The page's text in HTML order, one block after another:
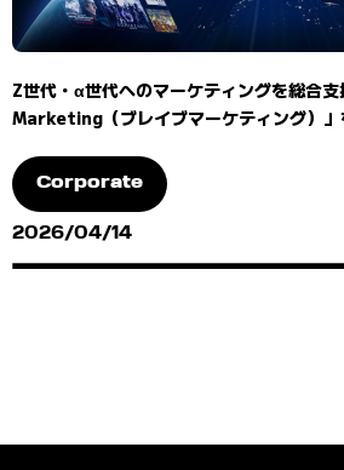
Z世代・α世代へのマーケティングを総合
Marketing（ブレイブマーケティング）」
Corporate
2026/04/14